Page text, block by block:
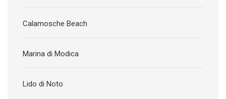
Calamosche Beach
Marina di Modica
Lido di Noto